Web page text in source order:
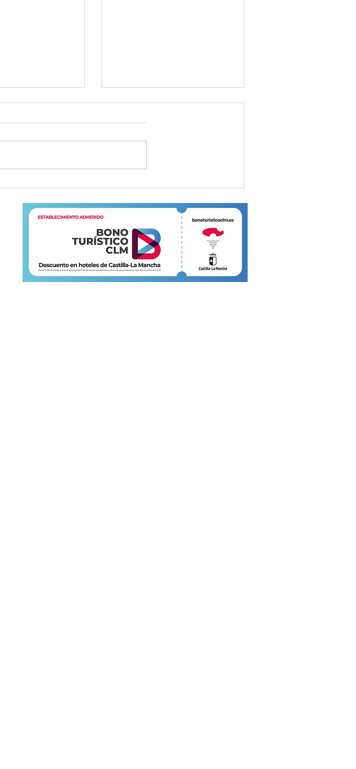
LONDRES EN NAVIDAD